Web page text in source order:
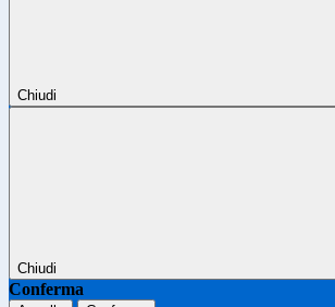
Chiudi
Chiudi
Conferma